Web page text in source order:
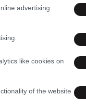
advertising
like cookies on
of the website